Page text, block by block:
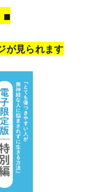
■
が見られます